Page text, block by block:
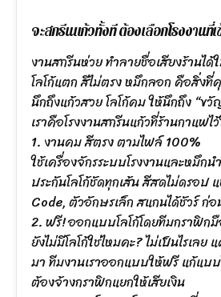
จะสกรีนแก้วทั้งที ต้องเลือกโรงงานที่เ
งานสกรีนห่วย ทำลายชื่อเสียงร้าน
โลโก้แตก สีไม่ตรง หมึกลอก คือสิ่งที่
นึกถึงแก้วสวย โลโก้คม ให้นึกถึง “ข
เราคือโรงงานสกรีนแก้วที่ร้านกาแฟไ
1. งานคม สีตรง ตามไฟล์ 100%
ใช้เครื่องจักรระบบโรงงานและหมึก
ประกันโลโก้ชัดทุกเส้น สีสดไม่ดรอป
Code, ตัวอักษรเล็ก สแกนได้ชัวร์ ก่อ
2. ฟรี! ออกแบบโลโก้โดยทีมกราฟิก
ยังไม่มีโลโก้ใช่ไหมคะ? ไม่เป็นไรเล
มา ทีมงานเราออกแบบให้ฟรี แก้แบ
ต้องจ้างกราฟิกแยกให้เสียเงิน